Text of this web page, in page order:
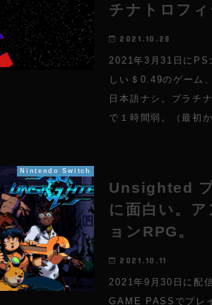
チナトロフ
2021.10.28
2021年3月31日にPS
しい＄0.49のゲーム
日本語ナシ。プラチ
で１時間弱。（最初
Nintendo Switch
Unsighted
に面白い。
ョンRPG。
2021.10.11
2021年9月30日に配
GAME PASSでプレ